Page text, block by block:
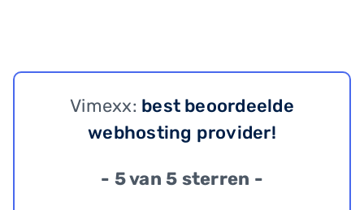
Vimexx: best beoordeelde
webhosting provider!
- 5 van 5 sterren -